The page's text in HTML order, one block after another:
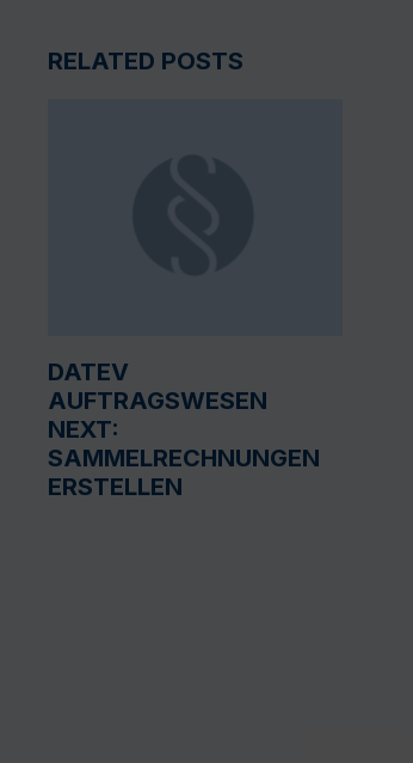
RELATED POSTS
DATEV
AUFTRAGSWESEN
NEXT:
SAMMELRECHNUNGEN
ERSTELLEN